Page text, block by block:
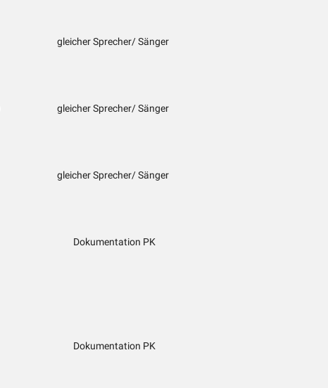
gleicher Sprecher/ Sänger
gleicher Sprecher/ Sänger
gleicher Sprecher/ Sänger
Dokumentation PK
Dokumentation PK